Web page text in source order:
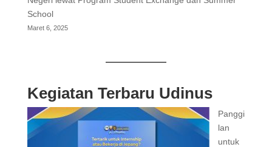
School
Maret 6, 2025
Kegiatan Terbaru Udinus
Panggi
lan
untuk